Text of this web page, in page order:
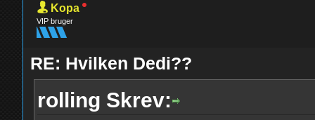
Kopa
VIP bruger
RE: Hvilken Dedi??
rolling Skrev: